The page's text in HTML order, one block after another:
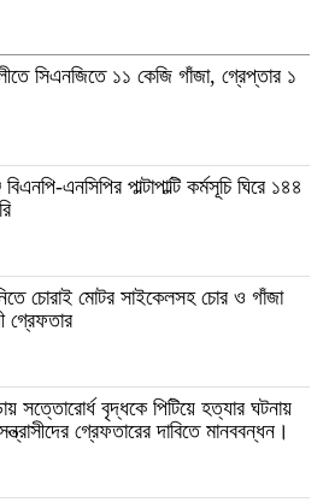
সিএনজিতে ১১ কেজি গাঁজা, গ্রেপ্তার ১
বিএনপি-এনসিপির পাল্টাপাল্টি কর্মসূচি ঘিরে ১৪৪
চোরাই মোটর সাইকেলসহ চোর ও গাঁজা
গ্রেফতার
সত্তোরোর্ধ বৃদ্ধকে পিটিয়ে হত্যার ঘটনায়
গ্রেফতারের দাবিতে মানববন্ধন।